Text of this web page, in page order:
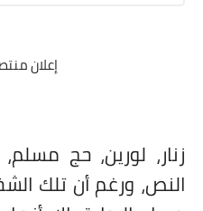
إعلان
زنار، لورين، حج
النص، ورغم أن تلك